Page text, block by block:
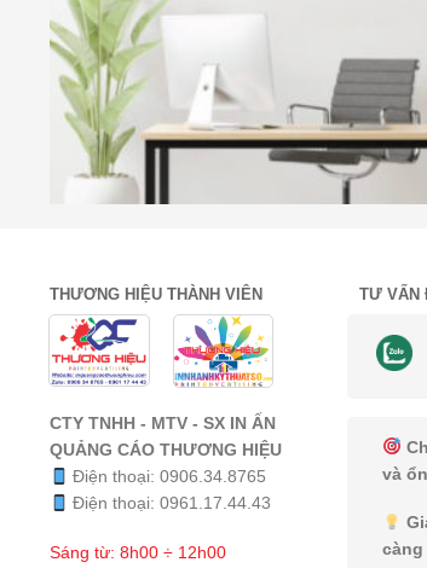
THƯƠNG HIỆU THÀNH VIÊN
CTY TNHH - MTV - SX IN ẤN
QUẢNG CÁO THƯƠNG HIỆU
Điện thoại:0906.34.8765
Điện thoại:0961.17.44.43
Sáng từ: 8h00 ÷ 12h00
TƯ VẤN
và